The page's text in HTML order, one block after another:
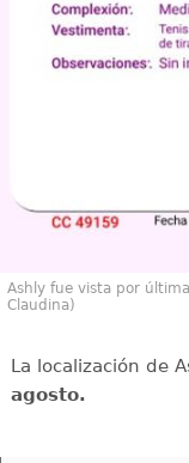
Ashly fue vista por
Claudina)
La localización de
agosto.